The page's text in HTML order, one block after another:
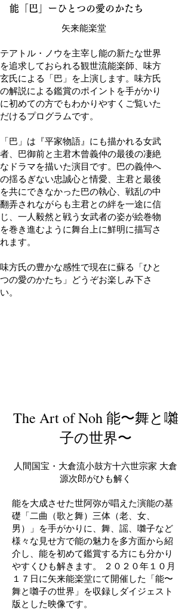
能「巴」ーひとつの愛のかたち
矢来能楽堂
テアトル・ノウを主宰し能の新たな世界
を追求しておられる観世流能楽師、味方
玄氏による「巴」を上演します。味方氏
の解説による鑑賞のポイントを手がかり
に初めての方でもわかりやすくご覧いた
だけるプログラムです。
「巴」は『平家物語』にも描かれる女武
者、巴御前と主君木曾義仲の最後の凄絶
なドラマを描いた演目です。巴の義仲へ
の揺るぎない忠誠心と情愛、主君と最後
を共にできなかった巴の執心、戦乱の中
翻弄されながらも主君との絆を一途に信
じ、一人毅然と戦う女武者の姿が絵巻物
を巻き進むように舞台上に鮮明に描写さ
れます。
味方氏の豊かな感性で現在に蘇る「ひと
つの愛のかたち」どうぞお楽しみ下さ
い。
The Art of Noh 能〜舞と囃
子の世界〜
人間国宝・大倉流小鼓方十六世宗家 大倉
源次郎がひも解く
能を大成させた世阿弥が唱えた演能の基
礎「二曲（歌と舞）三体（老、女、
男）」を手がかりに、舞、謡、囃子など
様々な見せ方で能の魅力を多方面から紹
介し、能を初めて鑑賞する方にも分かり
やすくひも解きます。 ２０２０年１０月
１７日に矢来能楽堂にて開催した「能〜
舞と囃子の世界」を収録しダイジェスト
版とした映像です。